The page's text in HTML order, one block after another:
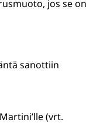
jos se on
sanottiin
(vrt.